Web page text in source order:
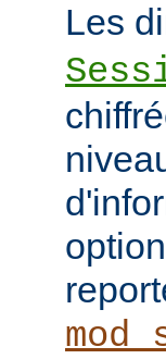
Les